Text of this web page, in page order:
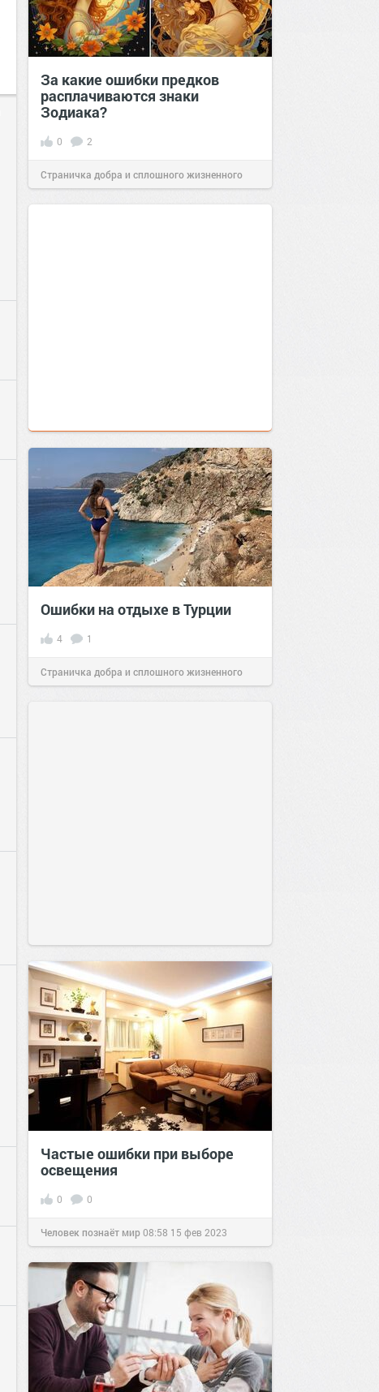
За какие ошибки предков
расплачиваются знаки
Зодиака?
0 2
Страничка добра и сплошного жизненного
позитива!11:40 29 авг 2025
Ошибки на отдыхе в Турции
4 1
Страничка добра и сплошного жизненного
Частые ошибки при выборе
освещения
0 0
Человек познаёт мир08:58 15 фев 2023